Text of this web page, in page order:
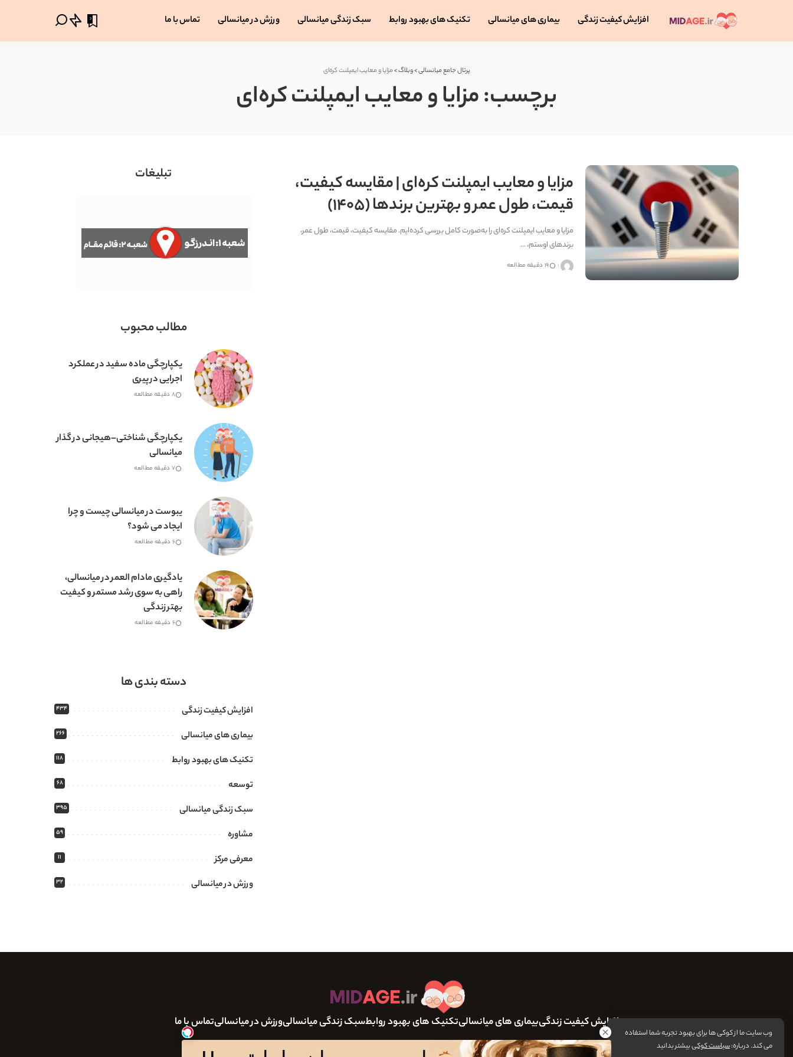
افزایش کیفیت زندگی بیماری های میانسالی تکنیک های بهبود روابط سبک زندگی میانسالی ورزش در میانسالی تماس با ما 0
پرتال جامع میانسالی>وبلاگ>مزایا و معایب ایمپلنت کره‌ای
برچسب:مزایا و معایب ایمپلنت کره‌ای
مزایا و معایب ایمپلنت کره‌ای | مقایسه کیفیت،
قیمت، طول عمر و بهترین برندها (1405)
مزایا و معایب ایمپلنت کره‌ای را به‌صورت کامل بررسی کرده‌ایم. مقایسه کیفیت، قیمت، طول عمر،
برندهای اوستم،...
ارسال
19 دقیقه مطالعه
تبلیغات
مطالب محبوب
یکپارچگی ماده سفید در عملکرد
اجرایی در پیری
8 دقیقه مطالعه
یکپارچگی شناختی–هیجانی در گذار
میانسالی
7 دقیقه مطالعه
یبوست در میانسالی چیست و چرا
ایجاد می شود؟
6 دقیقه مطالعه
یادگیری مادام العمر در میانسالی،
راهی به سوی رشد مستمر و کیفیت
بهتر زندگی
6 دقیقه مطالعه
دسته بندی ها
افزایش کیفیت زندگی 434
بیماری های میانسالی 266
تکنیک های بهبود روابط 118
توسعه 68
سبک زندگی میانسالی 395
مشاوره 59
معرفی مرکز 11
ورزش در میانسالی 32
افزایش کیفیت زندگیبیماری های میانسالیتکنیک های بهبود روابطسبک زندگی میانسالیورزش در میانسالیتماس با ما
وب سایت ما از کوکی ها برای بهبود تجربه شما استفاده
می کند. درباره:سیاست کوکیبیشتر بدانید